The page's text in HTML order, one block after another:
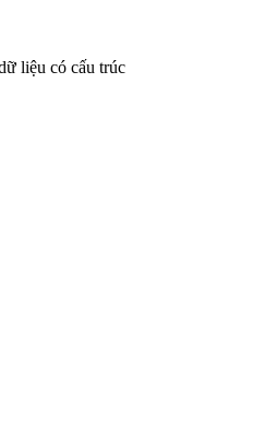
liệu có cấu trúc